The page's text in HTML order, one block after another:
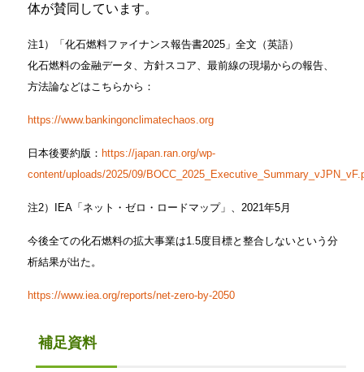
体が賛同しています。
注1）「化石燃料ファイナンス報告書2025」全文（英語）
化石燃料の金融データ、方針スコア、最前線の現場からの報告、
方法論などはこちらから：
https://www.bankingonclimatechaos.org
日本後要約版： https://japan.ran.org/wp-
content/uploads/2025/09/
注2）IEA「ネット・ゼロ・ロードマップ」、2021年5月
今後全ての化石燃料の拡大事業は1.5度目標と整合しないという分
析結果が出た。
https://www.iea.org/reports/net-zero-by-2050
補足資料